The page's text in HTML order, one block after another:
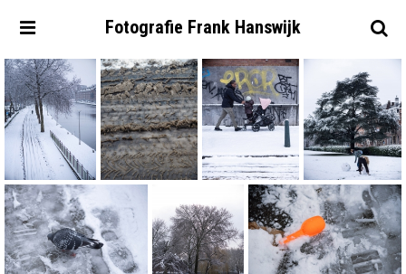
Fotografie Frank Hanswijk